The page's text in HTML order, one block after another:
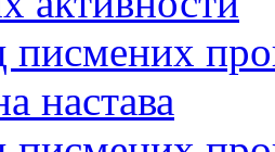
писмених
настава